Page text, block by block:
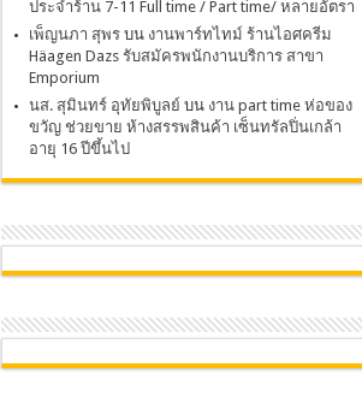
ประจำร้าน 7-11 Full time / Part time/ หลายอัตรา
เพ็ญนภา สุพรบน งานพาร์ทไทม์ ร้านไอศครีม
Häagen Dazs รับสมัครพนักงานบริการ สาขา
Emporium
นส. สุมินทร์ อุทัยพิบูลย์ บน งาน part time ห่อของ
ขวัญ ช่วยขาย ห้างสรรพสินค้า เซ็นทรัลปิ่นเกล้า
อายุ 16 ปีขึ้นไป